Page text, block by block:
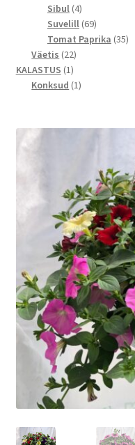
Sibul 44
toodet
Suvelill 6969
toodet
Tomat Paprika 3535
Väetis 2222
KALASTUS 11
toode
Konksud 11